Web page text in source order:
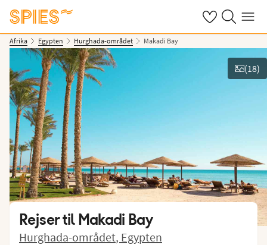
Se dine gemte
Søg påMenu
Afrika Egypten Hurghada-området Makadi Bay
Vis billeder
(18)
Rejser til Makadi Bay
Hurghada-området, Egypten